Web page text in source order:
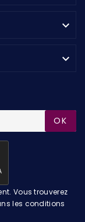


OK
Vous trouverez
les conditions